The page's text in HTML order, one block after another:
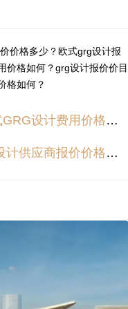
价格多少？欧式grg设计报
价格如何？grg设计报价价目
格如何？
计费用价格哪里便宜？
应商报价价格如何？